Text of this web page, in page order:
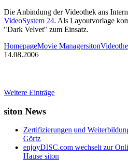
Die Anbindung der Videothek ans
VideoSystem 24. Als Layoutvorlage
"Dark Velvet" zum Einsatz.
HomepageMovie Managersiton
14.08.2006
Weitere Einträge
siton News
Zertifizierungen und
Görtz
enjoyDISC.com wechselt zur
Hause siton